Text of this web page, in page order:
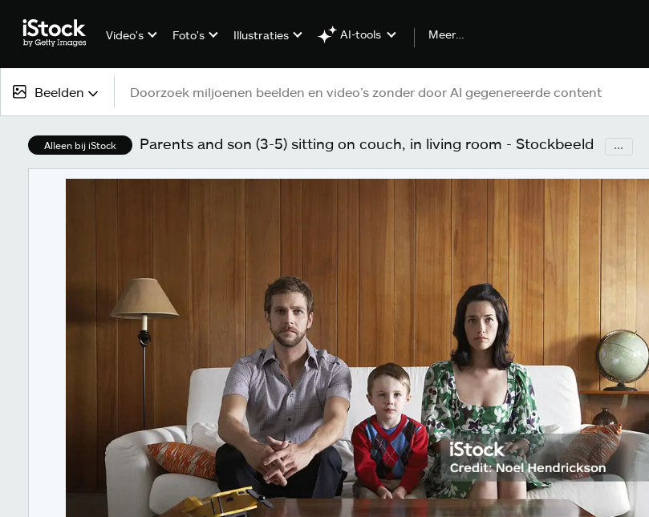
Video's Foto's Illustraties AI-tools Meer…
Beelden
Alle content
Beelden
Alleen bij iStock Parents and son (3-5) sitting on couch, in living room - Stockbeeld ...